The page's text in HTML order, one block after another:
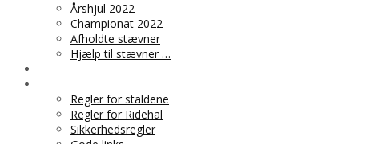
Årshjul 2022
Championat 2022
Afholdte stævner
Hjælp til stævner …
Regler for staldene
Regler for Ridehal
Sikkerhedsregler